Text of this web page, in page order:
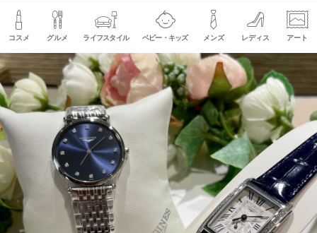
コスメ グルメ ライフスタイル ベビー・キッズ メンズ レディス アート